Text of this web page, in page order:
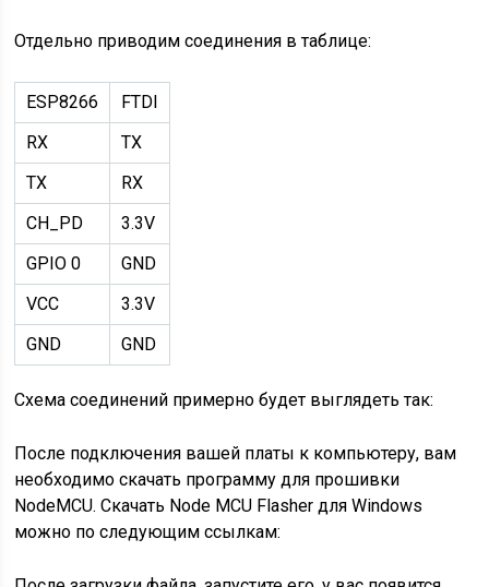
Отдельно приводим соединения в таблице:
ESP8266
FTDI
RX
TX
TX
RX
CH_PD
3.3V
GPIO 0
GND
VCC
3.3V
GND
GND
Схема соединений примерно будет выглядеть так:
После подключения вашей платы к компьютеру, вам
необходимо скачать программу для прошивки
NodeMCU. Скачать Node MCU Flasher для Windows
можно по следующим ссылкам: